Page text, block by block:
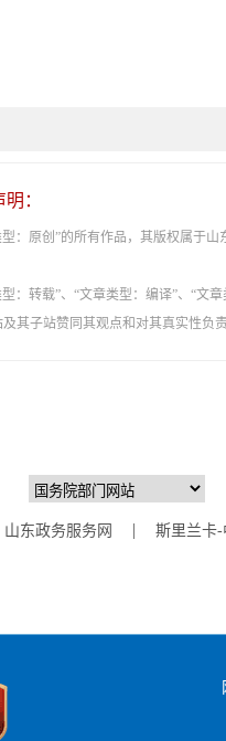
：
：原创”的所有作品，其版权属于
：转载”、“文章类型：编译”、“文
其子站赞同其观点和对其真实性负